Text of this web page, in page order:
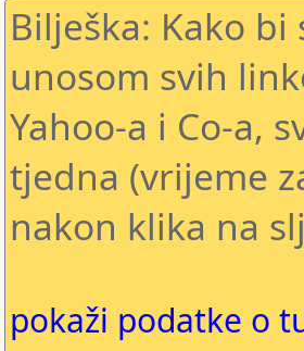
Bilješka: Kako
unosom svih
Yahoo-a i Co-a,
tjedna (vrijeme
nakon klika na
pokaži podatke o